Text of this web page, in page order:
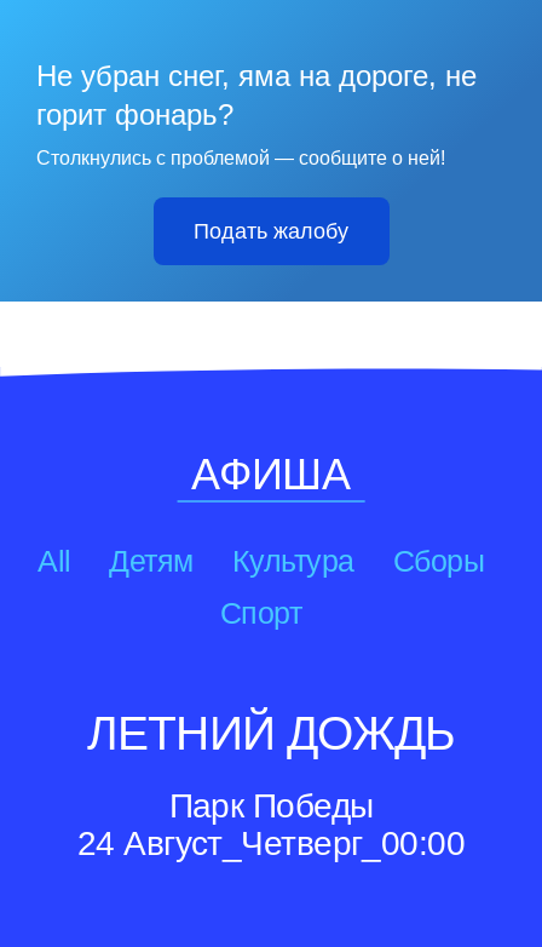
Не убран снег, яма на дороге, не
горит фонарь?
Столкнулись с проблемой — сообщите о ней!
Подать жалобу
АФИША
All Детям Культура
Сборы
Спорт
ЛЕТНИЙ ДОЖДЬ
Парк Победы
24 Август_Четверг_00:00